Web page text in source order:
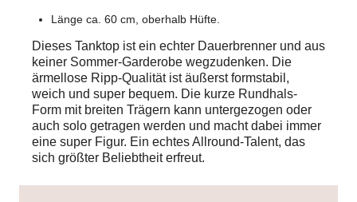
Länge ca. 60 cm, oberhalb Hüfte.
Dieses Tanktop ist ein echter Dauerbrenner und aus
keiner Sommer-Garderobe wegzudenken. Die
ärmellose Ripp-Qualität ist äußerst formstabil,
weich und super bequem. Die kurze Rundhals-
Form mit breiten Trägern kann untergezogen oder
auch solo getragen werden und macht dabei immer
eine super Figur. Ein echtes Allround-Talent, das
sich größter Beliebtheit erfreut.